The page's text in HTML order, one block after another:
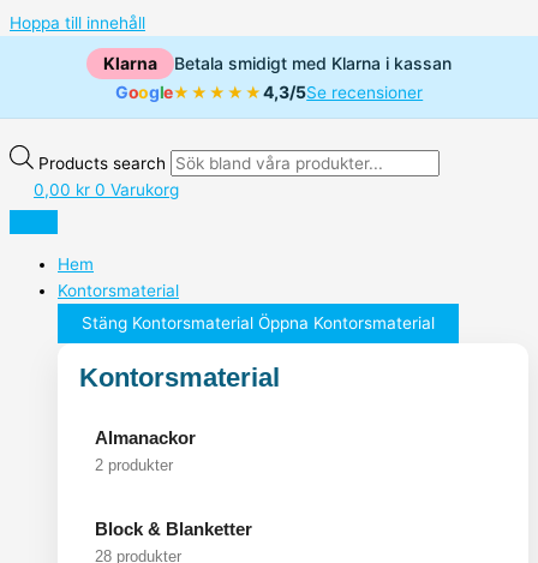
Hoppa till innehåll
Klarna
Betala smidigt med Klarna i kassan
Google★★★★★4,3/5Se recensioner
Products search
0,00 kr 0 Varukorg
Hem
Kontorsmaterial
Stäng Kontorsmaterial Öppna Kontorsmaterial
Kontorsmaterial
Almanackor
2 produkter
Block & Blanketter
28 produkter